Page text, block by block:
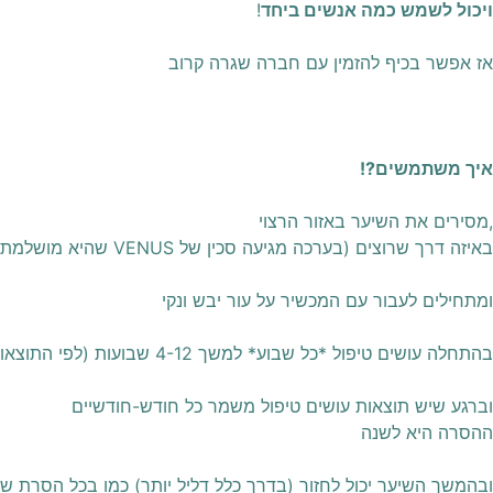
ויכול לשמש כמה אנשים ביחד!
אז אפשר בכיף להזמין עם חברה שגרה קרוב
איך משתמשים?!
מסירים את השיער באזור הרצוי,
באיזה דרך שרוצים (בערכה מגיעה סכין של VENUS שהיא מושלמת ומשאירה את העור חלק ממש!!
ומתחילים לעבור עם המכשיר על עור יבש ונקי
בהתחלה עושים טיפול *כל שבוע* למשך 4-12 שבועות (לפי התוצאות)
וברגע שיש תוצאות עושים טיפול משמר כל חודש-חודשיים
ההסרה היא לשנה
ובהמשך השיער יכול לחזור (בדרך כלל דליל יותר) כמו בכל הסרת